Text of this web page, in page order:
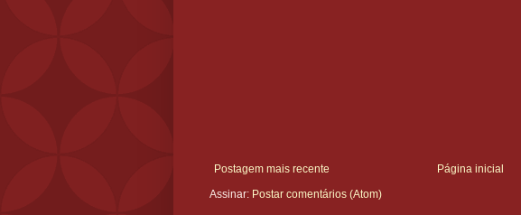
Postagem mais recente
Página inicial
Assinar: Postar comentários (Atom)